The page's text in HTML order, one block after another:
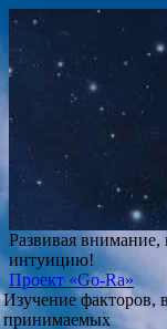
Развивая
интуицию!
Проект «Go-Ra»
Изучение факторов,
принимаемых